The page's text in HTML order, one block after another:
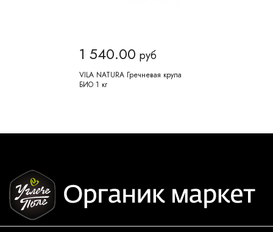
1 540.00 руб
VILA NATURA Гречневая крупа
БИО 1 кг